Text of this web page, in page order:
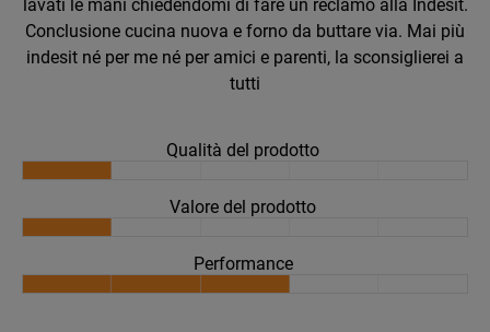
lavati le mani chiedendomi di fare un reclamo alla Indesit.
Conclusione cucina nuova e forno da buttare via. Mai più
indesit né per me né per amici e parenti, la sconsiglierei a
tutti
Qualità del prodotto
Valore del prodotto
Performance